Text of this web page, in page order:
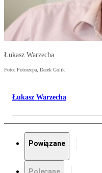
Łukasz Warzecha
Foto: Fotorzepa, Darek Golik
Łukasz Warzecha
Powiązane